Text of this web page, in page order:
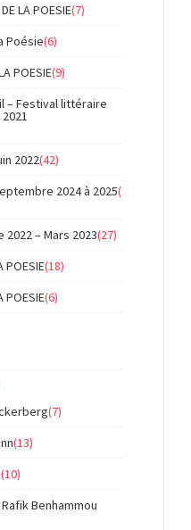
LA POESIE(7)
Poésie(6)
POESIE(9)
– Festival littéraire
2022(42)
2024 à 2025(
– Mars 2023(27)
POESIE(18)
POESIE(6)
(7)
(13)
(10)
Benhammou